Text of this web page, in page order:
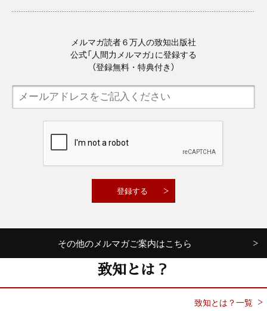
メルマガ読者６万人の致知出版社
公式「人間力メルマガ」に登録する
（登録無料・特典付き）
その他のメルマガご案内はこちら
致知とは？
致知とは？一覧